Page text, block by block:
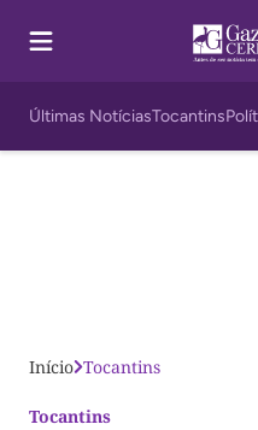
Últimas NotíciasTocantins
Início Tocantins
Tocantins